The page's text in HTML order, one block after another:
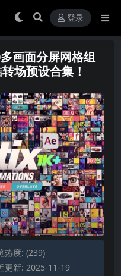
登录
画面分屏网格组
场预设合集！
热度: (239)
更新: 2025-11-19